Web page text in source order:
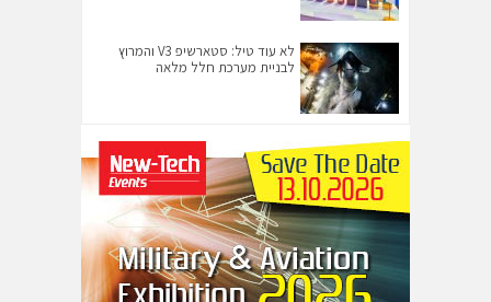
לא עוד טיל: סטארשיפ V3 והמרוץ
לבניית מערכת חלל מלאה